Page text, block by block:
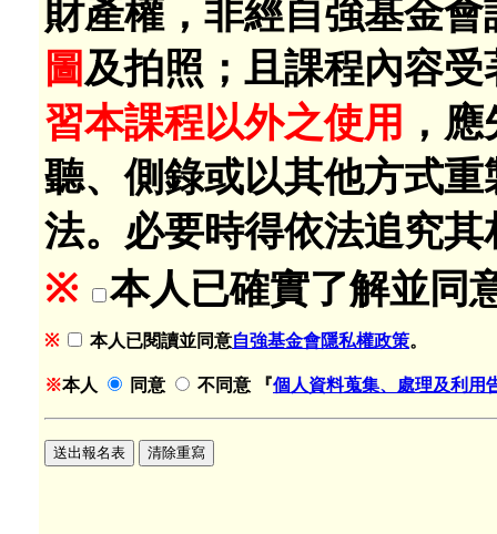
財產權，非經自強基金
圖及拍照；且課程內容
習本課程以外之使用 ，
聽、側錄或以其他方式
法。必要時得依法追究
※
本人已確實了解並同
※ 本人已閱讀並同意自強基金會隱私權政策。
※本人 同意 不同意 『個人資料蒐集、處理及利用